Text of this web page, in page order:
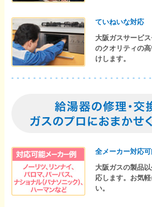
ていねいな対応
大阪ガスサービ
のクオリティの
けします。
全メーカー対応
大阪ガスの製品
応します。お気
い。